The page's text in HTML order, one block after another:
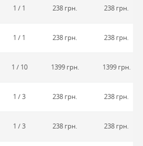
1 / 1 238 грн. 238 грн.
1 / 1 238 грн. 238 грн.
1 / 10 1399 грн. 1399 грн.
1 / 3 238 грн. 238 грн.
1 / 3 238 грн. 238 грн.